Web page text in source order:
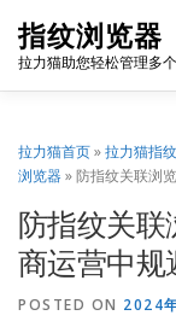
content
指纹浏览器
拉力猫助您轻松管理多
联系我们 免
拉力猫首页»拉力猫指
浏览器»防指纹关联浏
防指纹关
商运营中规
POSTED ON 2024